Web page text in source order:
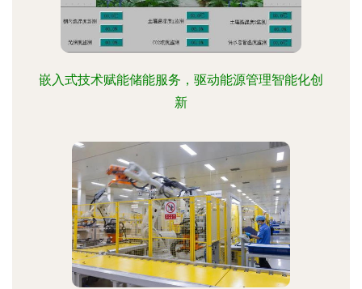
嵌入式技术赋能储能服务，驱动能源管理智能化创
新